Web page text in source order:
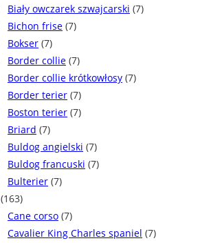
Biały owczarek szwajcarski (7)
Bichon frise (7)
Bokser (7)
Border collie (7)
Border collie krótkowłosy (7)
Border terier (7)
Boston terier (7)
Briard (7)
Buldog angielski (7)
Buldog francuski (7)
Bulterier (7)
(163)
Cane corso (7)
Cavalier King Charles spaniel (7)